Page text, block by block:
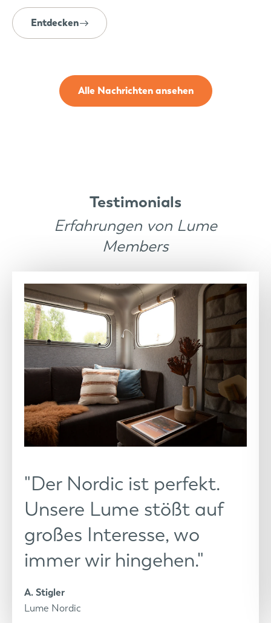
Entdecken
Alle Nachrichten ansehen
Testimonials
Erfahrungen von Lume
Members
"Der Nordic ist perfekt.
Unsere Lume stößt auf
großes Interesse, wo
immer wir hingehen."
A. Stigler
Lume Nordic